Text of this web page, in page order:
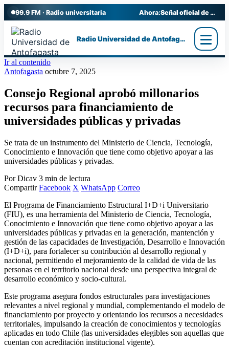
99.9 FM · Radio universitaria Ahora: Señal oficial de Radio UA
Radio Universidad de Antofagasta
Ir al contenido
Antofagasta octubre 7, 2025
Consejo Regional aprobó millonarios
recursos para financiamiento de
universidades públicas y privadas
Se trata de un instrumento del Ministerio de Ciencia, Tecnología,
Conocimiento e Innovación que tiene como objetivo apoyar a las
universidades públicas y privadas.
Por Dicav 3 min de lectura
Compartir Facebook X WhatsApp Correo
El Programa de Financiamiento Estructural I+D+i Universitario
(FIU), es una herramienta del Ministerio de Ciencia, Tecnología,
Conocimiento e Innovación que tiene como objetivo apoyar a las
universidades públicas y privadas en la generación, mantención y
gestión de las capacidades de Investigación, Desarrollo e Innovación
(I+D+i), para fortalecer su contribución al desarrollo regional y
nacional, permitiendo el mejoramiento de la calidad de vida de las
personas en el territorio nacional desde una perspectiva integral de
desarrollo económico y socio-cultural.
Este programa asegura fondos estructurales para investigaciones
relevantes a nivel regional y mundial, complementando el modelo de
financiamiento por proyecto y orientando los recursos a necesidades
territoriales, impulsando la creación de conocimientos y tecnologías
aplicadas en todo Chile (las universidades elegibles son aquellas que
cuentan con acreditación institucional vigente).